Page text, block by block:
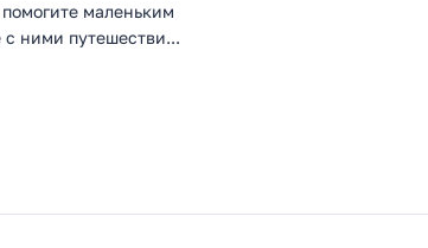
маленьким
ними путешестви...